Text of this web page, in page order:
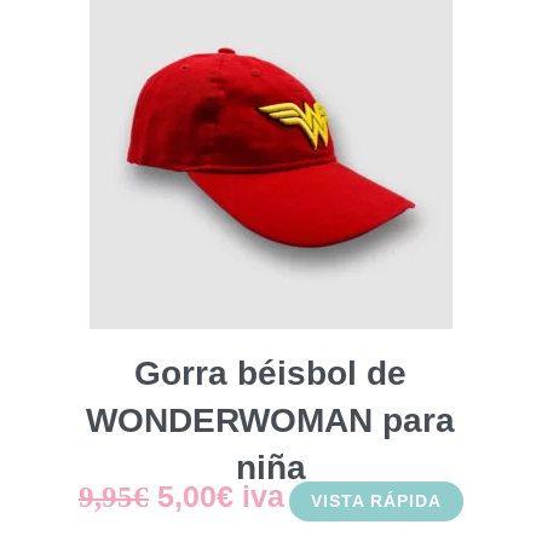
Gorra béisbol de
WONDERWOMAN para
niña
9,95€ El
5,00€Eliva VISTA RÁPIDA